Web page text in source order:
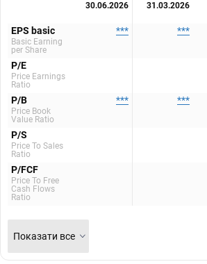
30.06.2026 31.03.2026
EPS basic
Basic Earning
per Share
*** ***
P/E
Price Earnings
Ratio
P/B
Price Book
Value Ratio
*** ***
P/S
Price To Sales
Ratio
P/FCF
Price To Free
Cash Flows
Ratio
Показати все